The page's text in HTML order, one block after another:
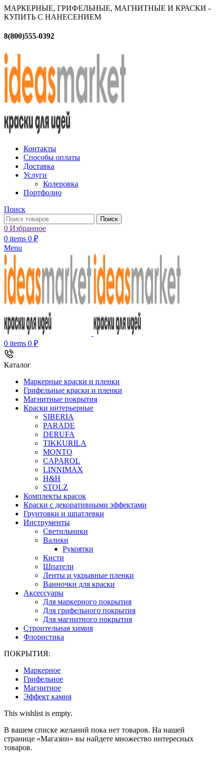
МАРКЕРНЫЕ, ГРИФЕЛЬНЫЕ, МАГНИТНЫЕ И КРАСКИ -
КУПИТЬ С НАНЕСЕНИЕМ
8(800)555-0392
Контакты
Способы оплаты
Доставка
Услуги
Колеровка
Портфолио
Поиск
Поиск
0 Избранное
0 items 0 ₽
Menu
0 items 0 ₽
Каталог
Маркерные краски и пленки
Грифельные краски и пленки
Магнитные покрытия
Краски интерьерные
SIBERIA
PARADE
DERUFA
TIKKURILA
MONTO
CAPAROL
LINNIMAX
H&H
STOLZ
Комплекты красок
Краски с декоративными эффектами
Грунтовки и шпатлевки
Инструменты
Светильники
Валики
Рукоятки
Кисти
Шпатели
Ленты и укрывные пленки
Ванночки для краски
Аксессуары
Для маркерного покрытия
Для грифельного покрытия
Для магнитного покрытия
Строительная химия
Флористика
ПОКРЫТИЯ:
Маркерное
Грифельное
Магнитное
Эффект камня
This wishlist is empty.
В вашем списке желаний пока нет товаров. На нашей
странице «Магазин» вы найдете множество интересных
товаров.